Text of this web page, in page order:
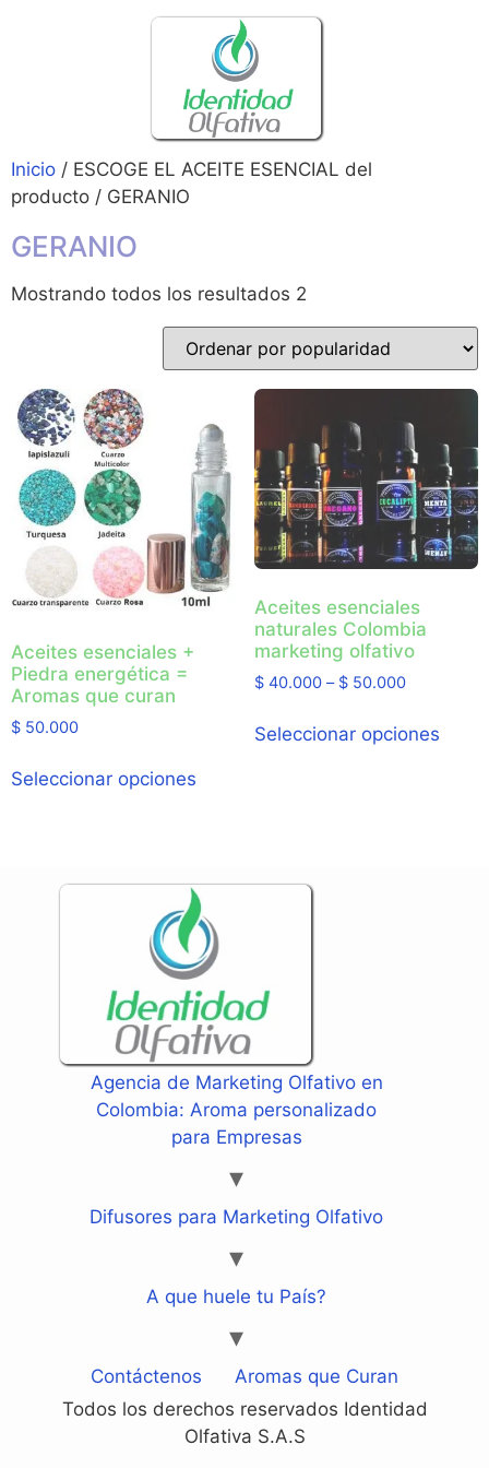
Inicio / ESCOGE EL ACEITE ESENCIAL del
producto / GERANIO
GERANIO
Mostrando todos los resultados 2
Aceites esenciales +
Piedra energética =
Aromas que curan
$ 50.000
Seleccionar opciones
Aceites esenciales
naturales Colombia
marketing olfativo
$40.000– $50.000
Seleccionar opciones
Agencia de Marketing Olfativo en
Colombia: Aroma personalizado
para Empresas
Difusores para Marketing Olfativo
A que huele tu País?
Contáctenos
Aromas que Curan
Todos los derechos reservados Identidad
Olfativa S.A.S